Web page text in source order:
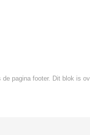
de pagina footer. Dit blok is